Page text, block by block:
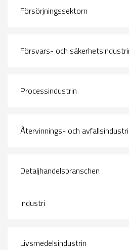
Försörjningssektorn
Försvars- och
Processindustrin
Återvinnings- och
Detaljhandelsbranschen
Industri
Livsmedelsindustrin